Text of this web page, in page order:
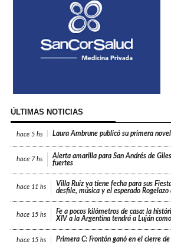
ÚLTIMAS NOTICIAS
hace 5 hs Laura Ambrune publicó su primera
hace 7 hs
Alerta amarilla para San Andrés de
fuertes
hace 11 hs
Villa Ruiz ya tiene fecha para sus
desfile, música y el esperado Rogelazo
hace 15 hs
Fe a pocos kilómetros de casa: la
XIV a la Argentina tendrá a Luján
hace 15 hs Primera C: Frontón ganó en el cierre